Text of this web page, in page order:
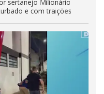
sertanejo Milionário
e com traições